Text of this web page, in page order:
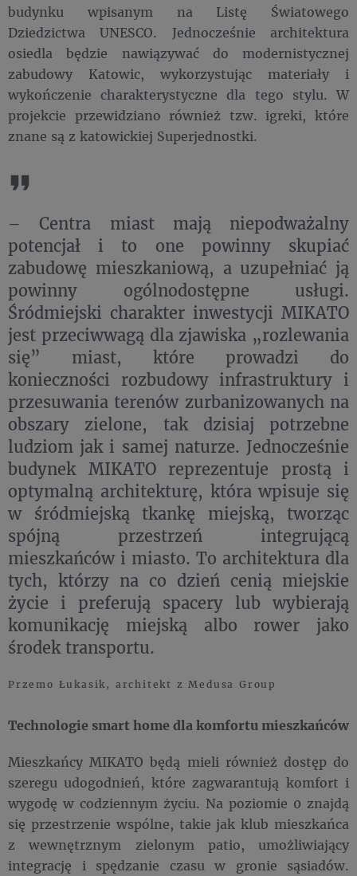
budynku wpisanym na Listę Światowego
Dziedzictwa UNESCO. Jednocześnie architektura
osiedla będzie nawiązywać do modernistycznej
zabudowy Katowic, wykorzystując materiały i
wykończenie charakterystyczne dla tego stylu. W
projekcie przewidziano również tzw. igreki, które
znane są z katowickiej Superjednostki.
– Centra miast mają niepodważalny
potencjał i to one powinny skupiać
zabudowę mieszkaniową, a uzupełniać ją
powinny ogólnodostępne usługi.
Śródmiejski charakter inwestycji MIKATO
jest przeciwwagą dla zjawiska „rozlewania
się” miast, które prowadzi do
konieczności rozbudowy infrastruktury i
przesuwania terenów zurbanizowanych na
obszary zielone, tak dzisiaj potrzebne
ludziom jak i samej naturze. Jednocześnie
budynek MIKATO reprezentuje prostą i
optymalną architekturę, która wpisuje się
w śródmiejską tkankę miejską, tworząc
spójną przestrzeń integrującą
mieszkańców i miasto. To architektura dla
tych, którzy na co dzień cenią miejskie
życie i preferują spacery lub wybierają
komunikację miejską albo rower jako
środek transportu.
Przemo Łukasik, architekt z Medusa Group
Technologie smart home dla komfortu mieszkańców
Mieszkańcy MIKATO będą mieli również dostęp do
szeregu udogodnień, które zagwarantują komfort i
wygodę w codziennym życiu. Na poziomie 0 znajdą
się przestrzenie wspólne, takie jak klub mieszkańca
z wewnętrznym zielonym patio, umożliwiający
integrację i spędzanie czasu w gronie sąsiadów.